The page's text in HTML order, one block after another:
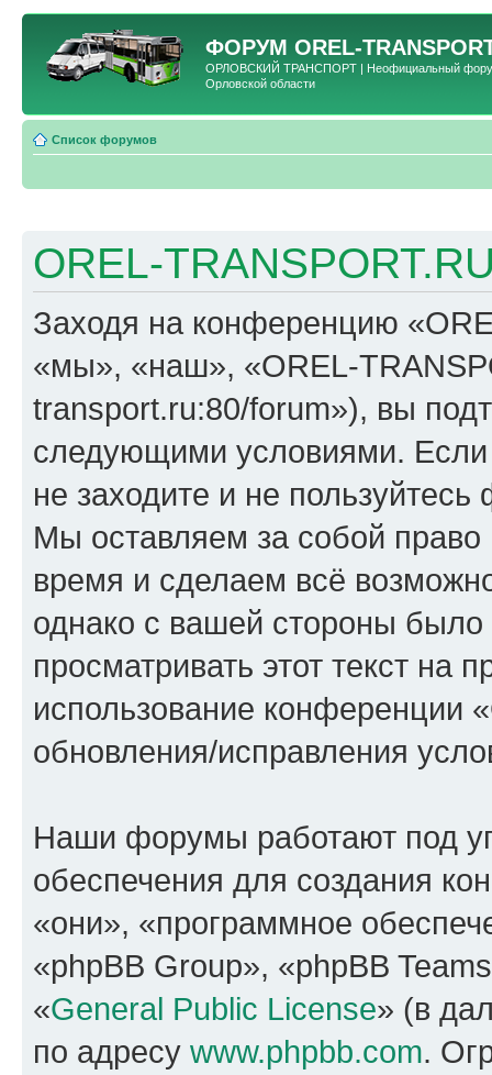
ФОРУМ OREL-
ОРЛОВСКИЙ ТРАНСПОРТ | Неофициальный форум
Орловской области
Список форумов
OREL-
Заходя на конференцию
«мы», «наш», «OREL-
transport.ru:80/forum»), вы
следующими условиями.
не заходите и не
Мы оставляем за собой
время и сделаем всё
однако с вашей стороны
просматривать этот текст на
использование конференции
обновления/исправления
Наши форумы работают под
обеспечения для создания
«они», «программное
«phpBB Group», «phpBB
«General Public License» (в
по адресу www.phpbb.com.